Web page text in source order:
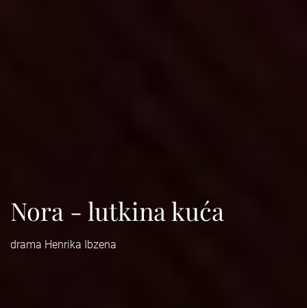
Nora - lutkina kuća
drama Henrika Ibzena